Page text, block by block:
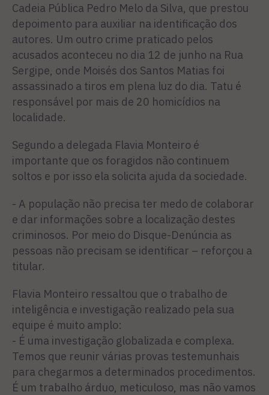
Cadeia Pública Pedro Melo da Silva, que prestou
depoimento para auxiliar na identificação dos
autores. Um outro crime praticado pelos
acusados aconteceu no dia 12 de junho na Rua
Sergipe, onde Moisés dos Santos Matias foi
assassinado a tiros em plena luz do dia. Tatu é
responsável por mais de 20 homicídios na
localidade.
Segundo a delegada Flavia Monteiro é
importante que os foragidos não continuem
soltos e por isso ela solicita ajuda da sociedade.
- A população não precisa ter medo de colaborar
e dar informações sobre a localização destes
criminosos. Por meio do Disque-Denúncia as
pessoas não precisam se identificar – reforçou a
titular.
Flavia Monteiro ressaltou que o trabalho de
inteligência e investigação realizado pela sua
equipe é muito amplo:
- É uma investigação globalizada e complexa.
Temos que reunir várias provas testemunhais
para chegarmos a determinados procedimentos.
É um trabalho árduo, meticuloso, mas não vamos